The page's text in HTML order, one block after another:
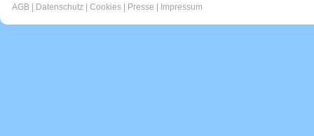
AGB Datenschutz Cookies Presse Impressum